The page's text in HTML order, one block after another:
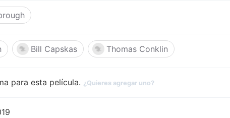
Bill Capskas Thomas Conklin
para esta película. ¿Quieres agregar uno?